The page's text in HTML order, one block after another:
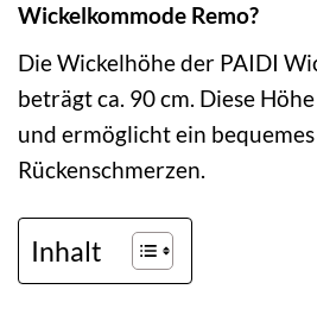
Wickelkommode Remo?
Die Wickelhöhe der PAIDI
beträgt ca. 90 cm. Diese
und ermöglicht ein
Rückenschmerzen.
Inhalt